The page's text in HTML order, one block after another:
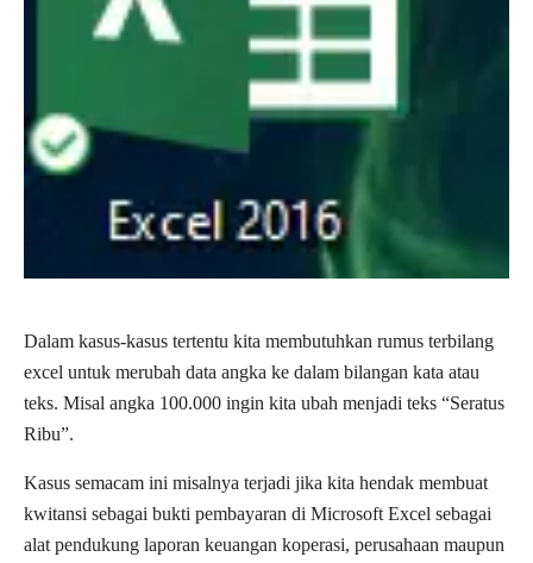
Dalam kasus-kasus tertentu kita membutuhkan rumus terbilang
excel untuk merubah data angka ke dalam bilangan kata atau
teks. Misal angka 100.000 ingin kita ubah menjadi teks “Seratus
Ribu”.
Kasus semacam ini misalnya terjadi jika kita hendak membuat
kwitansi sebagai bukti pembayaran di Microsoft Excel sebagai
alat pendukung laporan keuangan koperasi, perusahaan maupun